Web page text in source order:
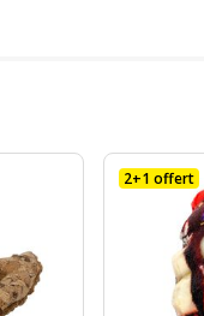
2+1 offert